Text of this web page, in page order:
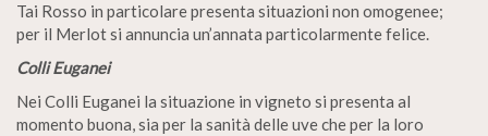
Tai Rosso in particolare presenta situazioni non omogenee;
per il Merlot si annuncia un’annata particolarmente felice.
Colli Euganei
Nei Colli Euganei la situazione in vigneto si presenta al
momento buona, sia per la sanità delle uve che per la loro